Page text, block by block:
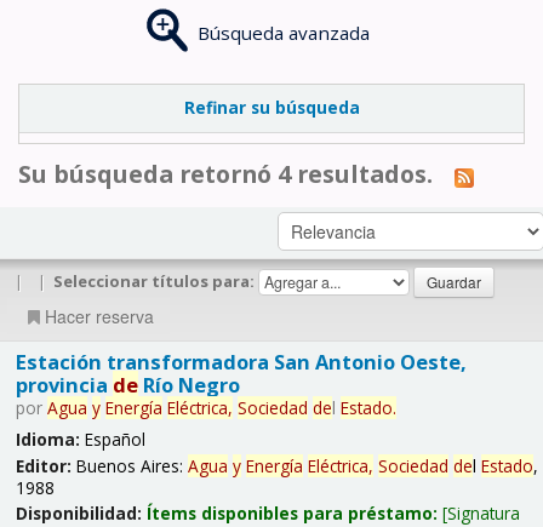
Búsqueda avanzada
Refinar su búsqueda
Su búsqueda retornó 4 resultados.
| | Seleccionar títulos para:
Hacer reserva
Estación transformadora San Antonio Oeste,
provincia deRío Negro
por Agua y Energía Eléctrica, Sociedad del Estado.
Idioma: Español
Editor: Buenos Aires: Agua y Energía Eléctrica, Sociedad del Estado,
1988
Disponibilidad: Ítems disponibles para préstamo: Signatura